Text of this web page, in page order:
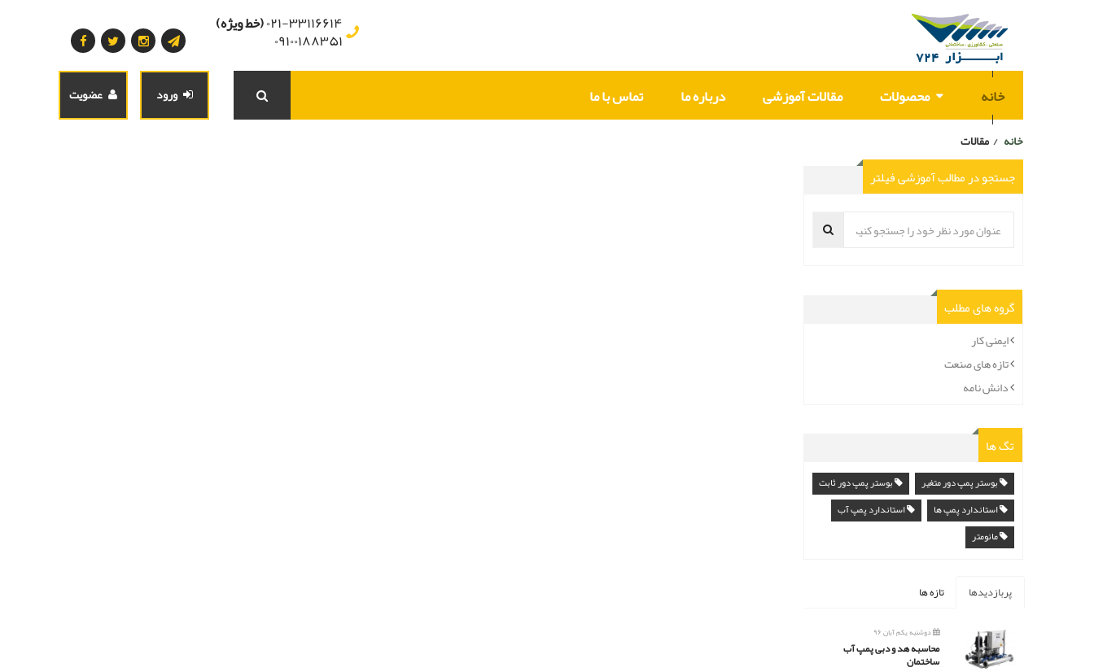
۰۲۱-۳۳۱۱۶۶۱۴(خط ویژه)
۰۹۱۰۰۱۸۸۳۵۱
خانه
محصولات مقالات آموزشی درباره ما تماس با ما ورود عضویت
خانه /مقالات
جستجو در مطالب آموزشی فیلتر
گروه های مطلب
ایمنی کار
تازه های صنعت
دانش نامه
تگ ها
بوستر پمپ دور متغیر
بوستر پمپ دور ثابت
استاندارد پمپ ها
استاندارد پمپ آب
مانومتر
پربازدیدها تازه ها
دوشنبه یکم آبان ۹۶
محاسبه هد و دبی پمپ آب
ساختمان